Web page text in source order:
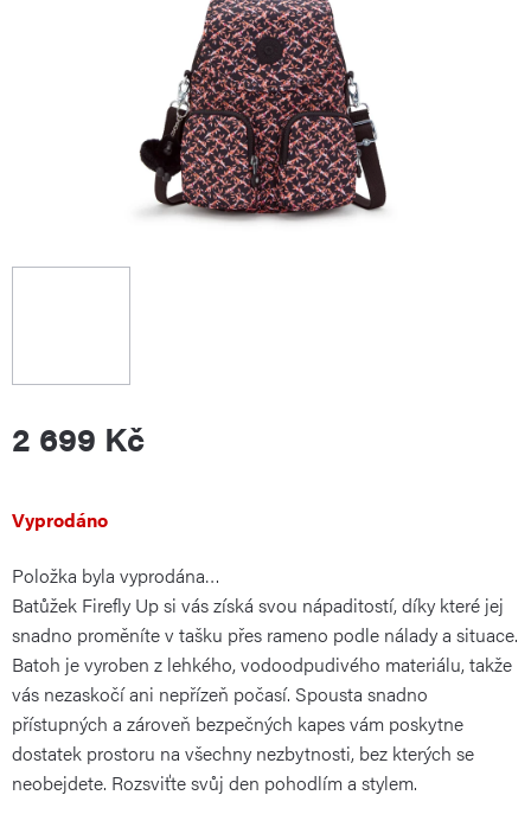
2 699 Kč
Měrná
cena:
Vyprodáno
Položka byla vyprodána…
Batůžek Firefly Up si vás získá svou nápaditostí, díky které jej
snadno proměníte v tašku přes rameno podle nálady a situace.
Batoh je vyroben z lehkého, vodoodpudivého materiálu, takže
vás nezaskočí ani nepřízeň počasí. Spousta snadno
přístupných a zároveň bezpečných kapes vám poskytne
dostatek prostoru na všechny nezbytnosti, bez kterých se
neobejdete. Rozsviťte svůj den pohodlím a stylem.